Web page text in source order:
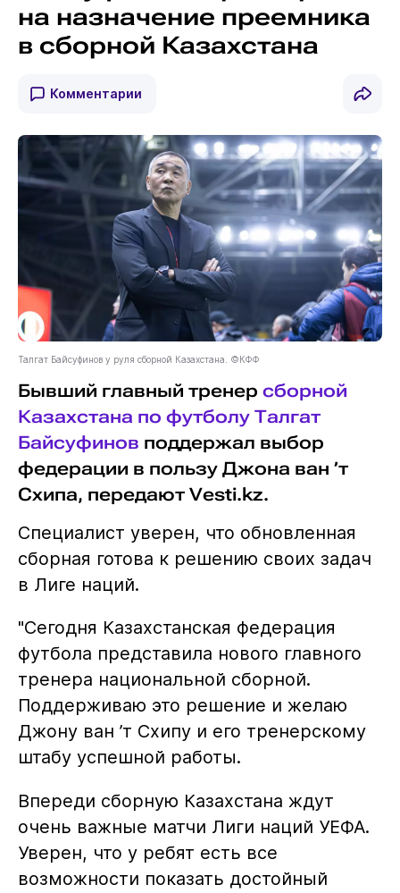
на назначение преемника
в сборной Казахстана
Комментарии
Талгат Байсуфинов у руля сборной Казахстана. ©КФФ
Бывший главный тренер сборной
Казахстана по футболу Талгат
Байсуфинов поддержал выбор
федерации в пользу Джона ван ’т
Схипа, передают Vesti.kz.
Специалист уверен, что обновленная
сборная готова к решению своих задач
в Лиге наций.
"Сегодня Казахстанская федерация
футбола представила нового главного
тренера национальной сборной.
Поддерживаю это решение и желаю
Джону ван ’т Схипу и его тренерскому
штабу успешной работы.
Впереди сборную Казахстана ждут
очень важные матчи Лиги наций УЕФА.
Уверен, что у ребят есть все
возможности показать достойный